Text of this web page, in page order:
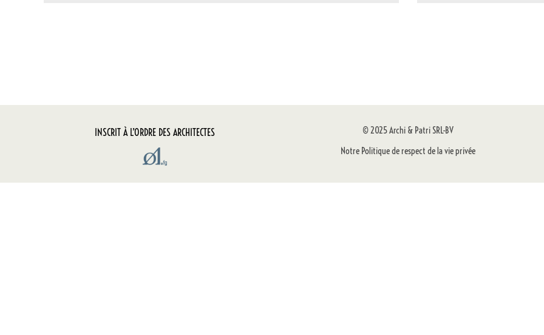
INSCRIT À L’ORDRE DES ARCHITECTES
© 2025 Archi & Patri SRL-BV
Notre Politique de respect de la vie privée